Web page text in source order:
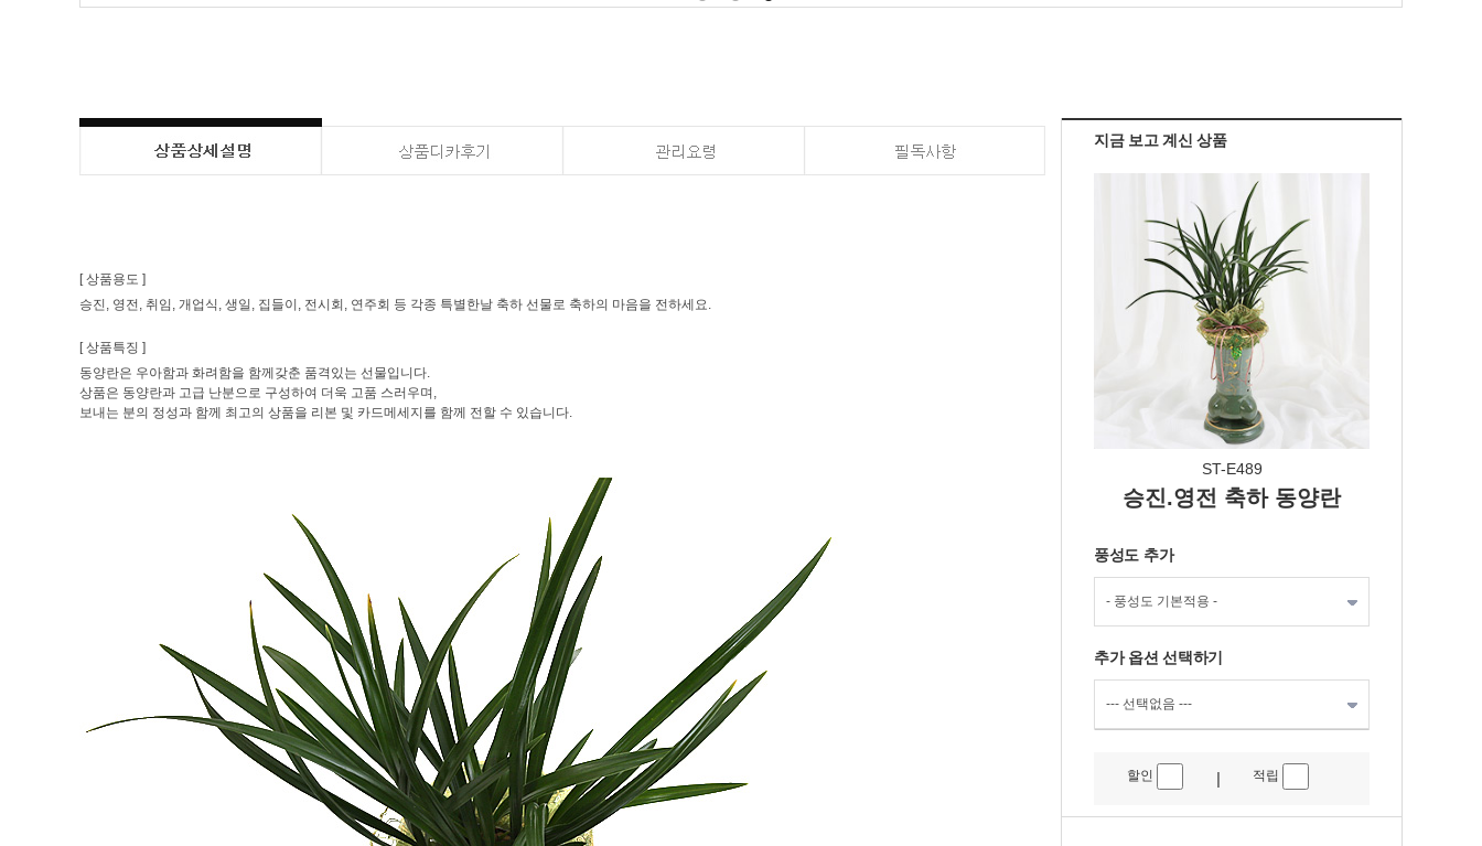
지금 보고 계신 상품
ST-E489
승진.영전 축하 동양란
풍성도 추가
추가 옵션 선택하기
할인 | 적립
[ 상품용도 ]
승진, 영전, 취임, 개업식, 생일, 집들이, 전시회, 연주회 등 각종 특별한날 축하 선물로 축하의 마음을 전하세요.
[ 상품특징 ]
동양란은 우아함과 화려함을 함께갖춘 품격있는 선물입니다.
상품은 동양란과 고급 난분으로 구성하여 더욱 고품 스러우며,
보내는 분의 정성과 함께 최고의 상품을 리본 및 카드메세지를 함께 전할 수 있습니다.